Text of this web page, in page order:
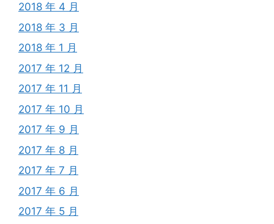
2018 年 4 月
2018 年 3 月
2018 年 1 月
2017 年 12 月
2017 年 11 月
2017 年 10 月
2017 年 9 月
2017 年 8 月
2017 年 7 月
2017 年 6 月
2017 年 5 月